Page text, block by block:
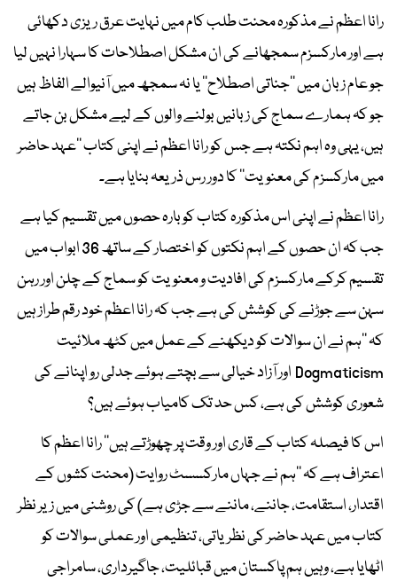
رانا اعظم نے مذکورہ محنت طلب کام میں نہایت عرق ریزی دکھائی
ہے اور مارکسزم سمجھانے کی ان مشکل اصطلاحات کا سہارا نہیں لیا
جو عام زبان میں ’’جناتی اصطلاح‘‘ یا نہ سمجھ میں آنیوالے الفاظ ہیں
جو کہ ہمارے سماج کی زبانیں بولنے والوں کے لیے مشکل بن جاتے
ہیں، یہی وہ اہم نکتہ ہے جس کو رانا اعظم نے اپنی کتاب ’’عہد حاضر
میں مارکسزم کی معنویت‘‘ کا دور رس ذریعہ بنایا ہے۔
رانا اعظم نے اپنی اس مذکورہ کتاب کو بارہ حصوں میں تقسیم کیا ہے
جب کہ ان حصوں کے اہم نکتوں کو اختصار کے ساتھ 36 ابواب میں
تقسیم کرکے مارکسزم کی افادیت و معنویت کو سماج کے چلن اور رہن
سہن سے جوڑنے کی کوشش کی ہے جب کہ رانا اعظم خود رقم طراز ہیں
کہ ’’ہم نے ان سوالات کو دیکھنے کے عمل میں کٹھ ملائیت
Dogmaticism اور آزاد خیالی سے بچتے ہوئے جدلی رو اپنانے کی
شعوری کوشش کی ہے، کس حد تک کامیاب ہوئے ہیں؟
اس کا فیصلہ کتاب کے قاری اور وقت پر چھوڑتے ہیں‘‘ رانا اعظم کا
اعتراف ہے کہ ’’ہم نے جہاں مارکسسٹ روایت (محنت کشوں کے
اقتدار، استقامت، جاننے، ماننے سے جڑی ہے) کی روشنی میں زیر نظر
کتاب میں عہد حاضر کی نظریاتی، تنظیمی اور عملی سوالات کو
اٹھایا ہے، وہیں ہم پاکستان میں قبائلیت، جاگیرداری، سامراجی